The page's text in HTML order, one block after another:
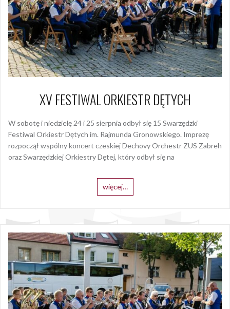
XV FESTIWAL ORKIESTR DĘTYCH
W sobotę i niedzielę 24 i 25 sierpnia odbył się 15 Swarzędzki
Festiwal Orkiestr Dętych im. Rajmunda Gronowskiego. Imprezę
rozpoczął wspólny koncert czeskiej Dechovy Orchestr ZUS Zabreh
oraz Swarzędzkiej Orkiestry Dętej, który odbył się na
więcej…